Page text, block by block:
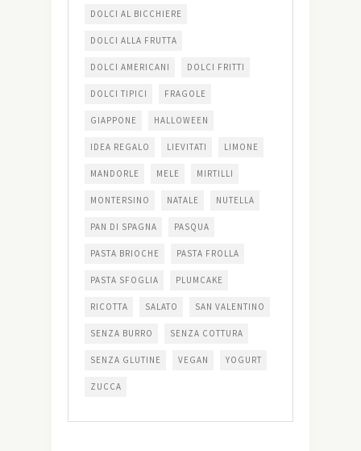
DOLCI AL BICCHIERE
DOLCI ALLA FRUTTA
DOLCI AMERICANI DOLCI FRITTI
DOLCI TIPICI FRAGOLE
GIAPPONE HALLOWEEN
IDEA REGALO LIEVITATI LIMONE
MANDORLE MELE MIRTILLI
MONTERSINO NATALE NUTELLA
PAN DI SPAGNA PASQUA
PASTA BRIOCHE PASTA FROLLA
PASTA SFOGLIA PLUMCAKE
RICOTTA SALATO SAN VALENTINO
SENZA BURRO SENZA COTTURA
SENZA GLUTINE VEGAN YOGURT
ZUCCA